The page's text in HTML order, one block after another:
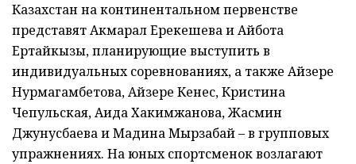
Казахстан на континентальном первенстве
представят Акмарал Ерекешева и Айбота
Ертайкызы, планирующие выступить в
индивидуальных соревнованиях, а также Айзере
Нурмагамбетова, Айзере Кенес, Кристина
Чепульская, Аида Хакимжанова, Жасмин
Джунусбаева и Мадина Мырзабай – в групповых
упражнениях. На юных спортсменок возлагают